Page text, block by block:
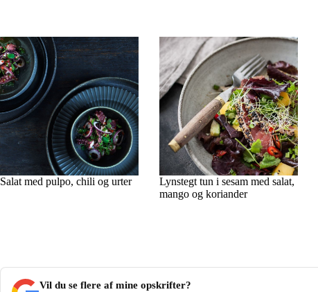
Salat med pulpo, chili og urter
Lynstegt tun i sesam med salat,
mango og koriander
Vil du se flere af mine opskrifter?